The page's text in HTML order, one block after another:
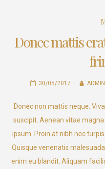
Donec mattis
30/05/2017
Donec non mattis neque.
suscipit. Aenean vitae
ipsum. Proin at nibh nec
Quisque venenatis
enim eu blandit. Aliquam